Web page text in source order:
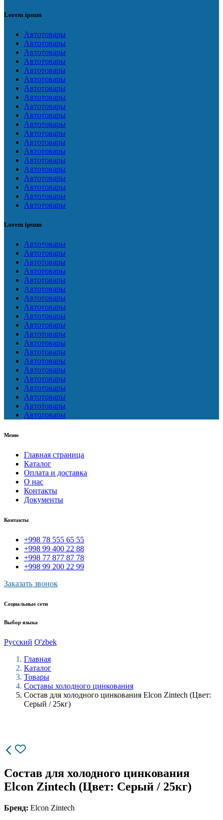
Lorem ipsum
Автотовары
Автотовары
Автотовары
Автотовары
Автотовары
Автотовары
Автотовары
Автотовары
Автотовары
Автотовары
Автотовары
Автотовары
Автотовары
Автотовары
Автотовары
Автотовары
Автотовары
Автотовары
Автотовары
Автотовары
Lorem ipsum
Автотовары
Автотовары
Автотовары
Автотовары
Автотовары
Автотовары
Автотовары
Автотовары
Автотовары
Автотовары
Автотовары
Автотовары
Автотовары
Автотовары
Автотовары
Автотовары
Автотовары
Автотовары
Автотовары
Автотовары
Меню
Главная страница
Каталог
Оплата и доставка
О нас
Контакты
Документы
Контакты
+998 78 555 65 55
+998 99 400 22 88
+998 77 877 87 78
+998 99 200 22 99
Заказать звонок
Социальные сети
Выбор языка
Русский O'zbek
Главная
Каталог
Товары
Составы холодного цинкования
Состав для холодного цинкования Elcon Zintech (Цвет:
Серый / 25кг)
Состав для холодного цинкования
Elcon Zintech (Цвет: Серый / 25кг)
Бренд: Elcon Zintech